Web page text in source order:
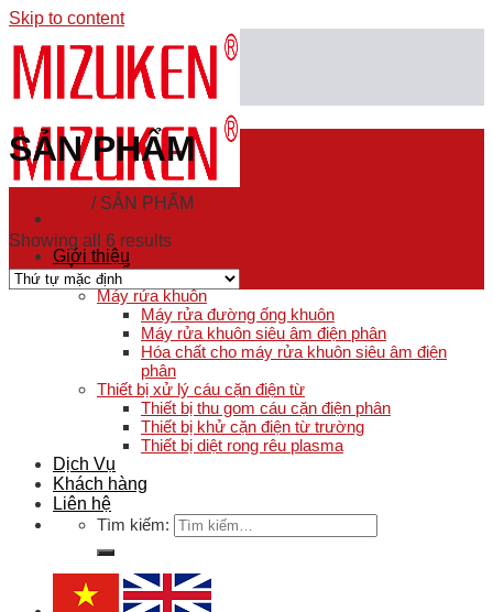
Skip to content
Giới thiệu
SẢN PHẨM
Máy rửa khuôn
Máy rửa đường ống khuôn
Máy rửa khuôn siêu âm điện phân
Hóa chất cho máy rửa khuôn siêu âm điện
phân
Thiết bị xử lý cáu cặn điện từ
Thiết bị thu gom cáu cặn điện phân
Thiết bị khử cặn điện từ trường
Thiết bị diệt rong rêu plasma
Dịch Vụ
Khách hàng
Liên hệ
Tìm kiếm:
SẢN PHẨM
/SẢN PHẨM
Showing all 6 results